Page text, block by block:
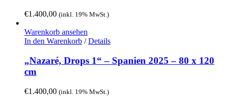
€1.400,00 (inkl. 19% MwSt.)
Warenkorb ansehen
In den Warenkorb / Details
„Nazaré, Drops 1“ – Spanien 2025 – 80 x 120
cm
€1.400,00 (inkl. 19% MwSt.)